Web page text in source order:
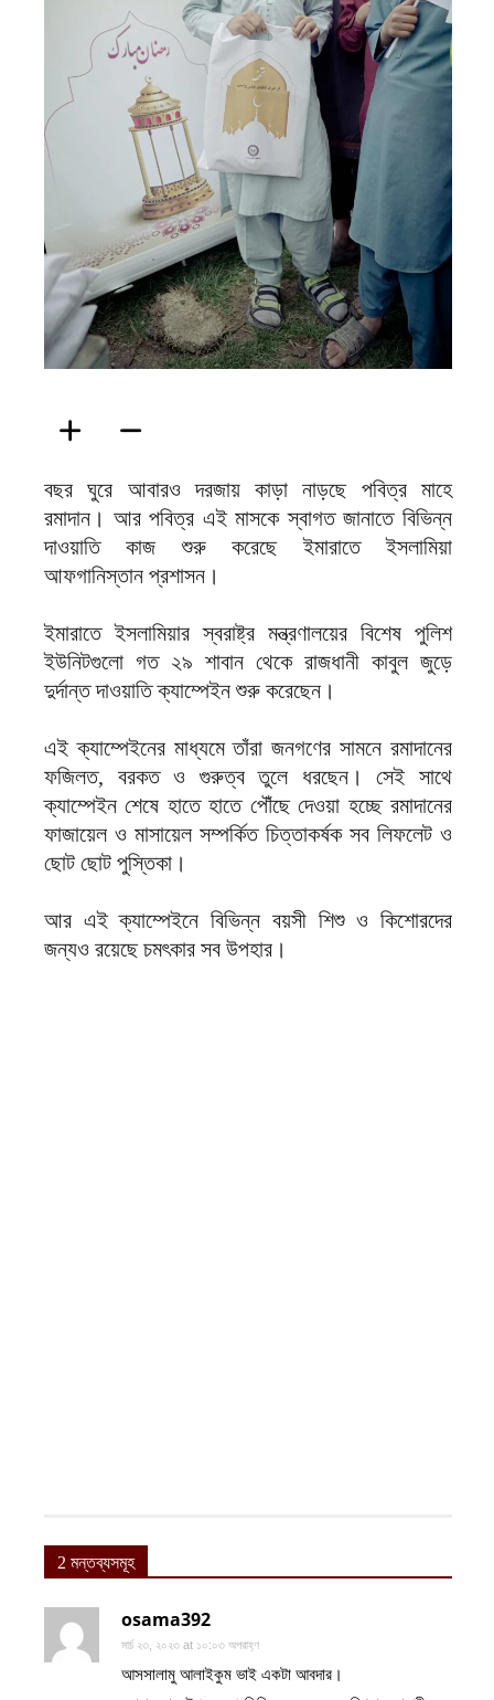
বছর ঘুরে আবারও দরজায় কাড়া নাড়ছে পবিত্র মাহে
রমাদান। আর পবিত্র এই মাসকে স্বাগত জানাতে বিভিন্ন
দাওয়াতি কাজ শুরু করেছে ইমারাতে ইসলামিয়া
আফগানিস্তান প্রশাসন।
ইমারাতে ইসলামিয়ার স্বরাষ্ট্র মন্ত্রণালয়ের বিশেষ পুলিশ
ইউনিটগুলো গত ২৯ শাবান থেকে রাজধানী কাবুল জুড়ে
দুর্দান্ত দাওয়াতি ক্যাম্পেইন শুরু করেছেন।
এই ক্যাম্পেইনের মাধ্যমে তাঁরা জনগণের সামনে রমাদানের
ফজিলত, বরকত ও গুরুত্ব তুলে ধরছেন। সেই সাথে
ক্যাম্পেইন শেষে হাতে হাতে পৌঁছে দেওয়া হচ্ছে রমাদানের
ফাজায়েল ও মাসায়েল সম্পর্কিত চিত্তাকর্ষক সব লিফলেট ও
ছোট ছোট পুস্তিকা।
আর এই ক্যাম্পেইনে বিভিন্ন বয়সী শিশু ও কিশোরদের
জন্যও রয়েছে চমৎকার সব উপহার।
2 মন্তব্যসমূহ
osama392
মার্চ ২৩, ২০২৩ at ১০:০৩ অপরাহ্ণ
আসসালামু আলাইকুম ভাই একটা আবদার।